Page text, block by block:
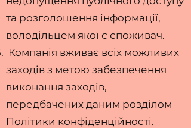
та розголошення інформації,
володільцем якої є споживач.
Компанія вживає всіх можливих
заходів з метою забезпечення
виконання заходів,
передбачених даним розділом
Політики конфіденційності.